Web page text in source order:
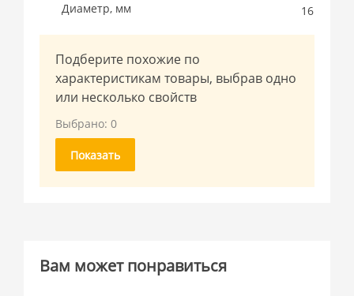
Диаметр, мм
16
Подберите похожие по
характеристикам товары, выбрав одно
или несколько свойств
Выбрано:0
Показать
Вам может понравиться